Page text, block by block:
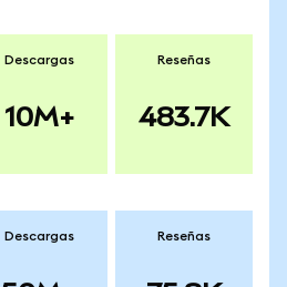
Descargas
10M+
Reseñas
483.7K
Descargas Reseñas